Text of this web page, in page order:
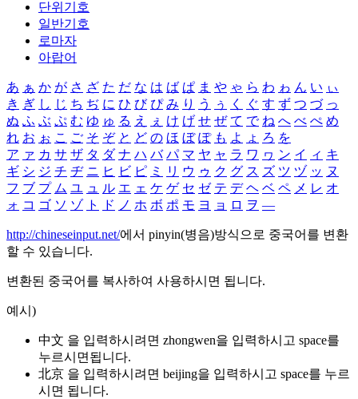
단위기호
일반기호
로마자
아랍어
あ ぁ か が さ ざ た だ な は ば ぱ ま や ゃ ら わ ゎ ん い ぃ
き ぎ し じ ち ぢ に ひ び ぴ み り う ぅ く ぐ す ず つ づ っ
ぬ ふ ぶ ぷ む ゆ ゅ る え ぇ け げ せ ぜ て で ね へ べ ぺ め
れ お ぉ こ ご そ ぞ と ど の ほ ぼ ぽ も よ ょ ろ を
ア ァ カ サ ザ タ ダ ナ ハ バ パ マ ヤ ャ ラ ワ ヮ ン イ ィ キ
ギ シ ジ チ ヂ ニ ヒ ビ ピ ミ リ ウ ゥ ク グ ス ズ ツ ヅ ッ ヌ
フ ブ プ ム ユ ュ ル エ ェ ケ ゲ セ ゼ テ デ ヘ ベ ペ メ レ オ
ォ コ ゴ ソ ゾ ト ド ノ ホ ボ ポ モ ヨ ョ ロ ヲ ―
http://chineseinput.net/에서 pinyin(병음)방식으로 중국어를 변환
할 수 있습니다.
변환된 중국어를 복사하여 사용하시면 됩니다.
예시)
中文 을 입력하시려면 zhongwen을 입력하시고 space를
누르시면됩니다.
北京 을 입력하시려면 beijing을 입력하시고 space를 누르
시면 됩니다.